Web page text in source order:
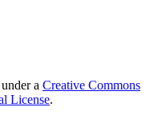
a Creative Commons
License.